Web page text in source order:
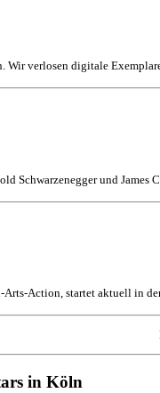
Wir verlosen digitale
Schwarzenegger und
Action, startet aktuell in
in Köln